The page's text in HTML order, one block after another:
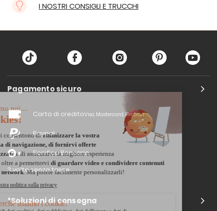
I NOSTRI CONSIGLI E TRUCCHI
Pagamento sicuro
Carta di creditoVisa, Mastercard, Electron
Paypal
Bonifico Bancario
3 volte senza tasse
*Soluzioni di consegna